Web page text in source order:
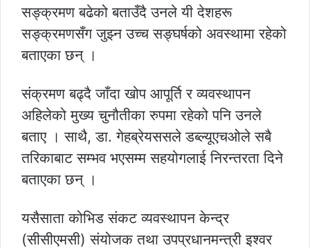
सङ्क्रमण बढेको बताउँदै उनले यी देशहरू
सङ्क्रमणसँग जुझ्न उच्च सङ्घर्षको अवस्थामा रहेको
बताएका छन् ।
संक्रमण बढ्दै जाँदा खोप आपूर्ति र व्यवस्थापन
अहिलेको मुख्य चुनौतीका रुपमा रहेको पनि उनले
बताए । साथै, डा. गेहब्रेयससले डब्ल्यूएचओले सबै
तरिकाबाट सम्भव भएसम्म सहयोगलाई निरन्तरता दिने
बताएका छन् ।
यसैसाता कोभिड संकट व्यवस्थापन केन्द्र
(सीसीएमसी) संयोजक तथा उपप्रधानमन्त्री इश्वर